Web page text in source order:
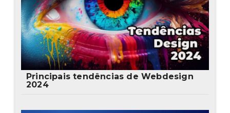
Principais tendências de Webdesign
2024